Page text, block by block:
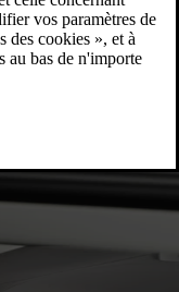
V60 Limited